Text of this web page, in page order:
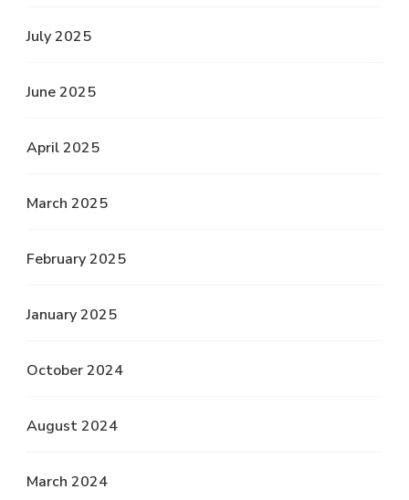
July 2025
June 2025
April 2025
March 2025
February 2025
January 2025
October 2024
August 2024
March 2024